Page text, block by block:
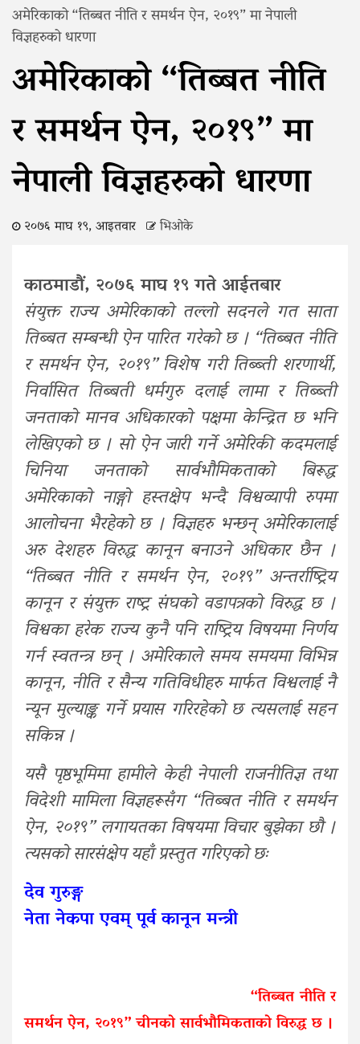
अमेरिकाको “तिब्बत नीति र समर्थन ऐन, २०१९” मा नेपाली
विज्ञहरुको धारणा
अमेरिकाको “तिब्बत नीति
र समर्थन ऐन, २०१९” मा
नेपाली विज्ञहरुको धारणा
२०७६ माघ १९, आइतवार भिओके
काठमाडौं, २०७६ माघ १९ गते आईतबार
संयुक्त राज्य अमेरिकाको तल्लो सदनले गत साता
तिब्बत सम्बन्धी ऐन पारित गरेको छ । “तिब्बत नीति
र समर्थन ऐन, २०१९” विशेष गरी तिब्ब्ती शरणार्थी,
निर्वासित तिब्बती धर्मगुरु दलाई लामा र तिब्ब्ती
जनताको मानव अधिकारको पक्षमा केन्द्रित छ भनि
लेखिएको छ । सो ऐन जारी गर्ने अमेरिकी कदमलाई
चिनिया जनताको सार्वभौमिकताको बिरूद्ध
अमेरिकाको नाङ्गो हस्तक्षेप भन्दै विश्वव्यापी रुपमा
आलोचना भैरहेको छ । विज्ञहरु भन्छन् अमेरिकालाई
अरु देशहरु विरुद्ध कानून बनाउने अधिकार छैन ।
“तिब्बत नीति र समर्थन ऐन, २०१९” अन्तर्राष्ट्रिय
कानून र संयुक्त राष्ट्र संघको वडापत्रको विरुद्ध छ ।
विश्वका हरेक राज्य कुनै पनि राष्ट्रिय विषयमा निर्णय
गर्न स्वतन्त्र छन् । अमेरिकाले समय समयमा विभिन्न
कानून, नीति र सैन्य गतिविधीहरु मार्फत विश्वलाई नै
न्यून मुल्याङ्क गर्ने प्रयास गरिरहेको छ त्यसलाई सहन
सकिन्न ।
यसै पृष्ठभूमिमा हामीले केही नेपाली राजनीतिज्ञ तथा
विदेशी मामिला विज्ञहरूसँग “तिब्बत नीति र समर्थन
ऐन, २०१९” लगायतका विषयमा विचार बुझेका छौ ।
त्यसको सारसंक्षेप यहाँ प्रस्तुत गरिएको छः
देव गुरुङ्ग
नेता नेकपा एवम् पूर्व कानून मन्त्री
“तिब्बत नीति र
समर्थन ऐन, २०१९” चीनको सार्वभौमिकताको विरुद्ध छ ।